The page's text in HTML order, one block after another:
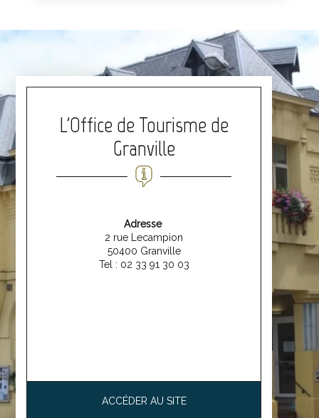
L'Office de Tourisme de
Granville
Adresse
2 rue Lecampion
50400 Granville
Tel : 02 33 91 30 03
ACCÉDER AU SITE